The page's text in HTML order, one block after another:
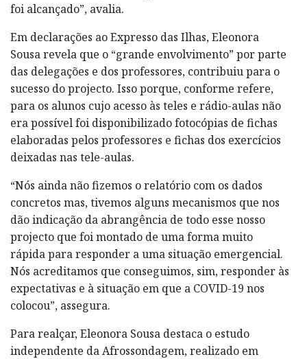
foi alcançado”, avalia.
Em declarações ao Expresso das Ilhas, Eleonora
Sousa revela que o “grande envolvimento” por parte
das delegações e dos professores, contribuiu para o
sucesso do projecto. Isso porque, conforme refere,
para os alunos cujo acesso às teles e rádio-aulas não
era possível foi disponibilizado fotocópias de fichas
elaboradas pelos professores e fichas dos exercícios
deixadas nas tele-aulas.
“Nós ainda não fizemos o relatório com os dados
concretos mas, tivemos alguns mecanismos que nos
dão indicação da abrangência de todo esse nosso
projecto que foi montado de uma forma muito
rápida para responder a uma situação emergencial.
Nós acreditamos que conseguimos, sim, responder às
expectativas e à situação em que a COVID-19 nos
colocou”, assegura.
Para realçar, Eleonora Sousa destaca o estudo
independente da Afrossondagem, realizado em